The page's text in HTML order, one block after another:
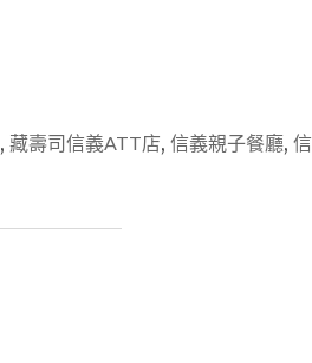
, 藏壽司信義ATT店, 信義親子餐廳, 信